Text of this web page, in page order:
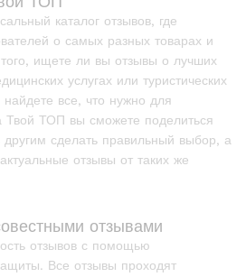
каталог отзывов, где
о самых разных товарах и
ищете ли вы отзывы о лучших
услугах или туристических
все, что нужно для
Твой ТОП вы сможете поделиться
сделать правильный выбор, а
отзывы от таких же
отзывами
отзывов с помощью
Все отзывы проходят